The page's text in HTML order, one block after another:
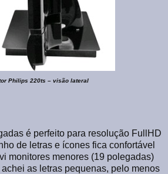
Philips 220ts – visão lateral
é perfeito para resolução FullHD
de letras e ícones fica confortável
monitores menores (19 polegadas)
as letras pequenas, pelo menos